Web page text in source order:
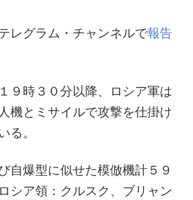
レグラム・チャンネルで報告
９時３０分以降、ロシア軍は
機とミサイルで攻撃を仕掛け
る。
自爆型に似せた模倣機計５９
シア領：クルスク、ブリャン